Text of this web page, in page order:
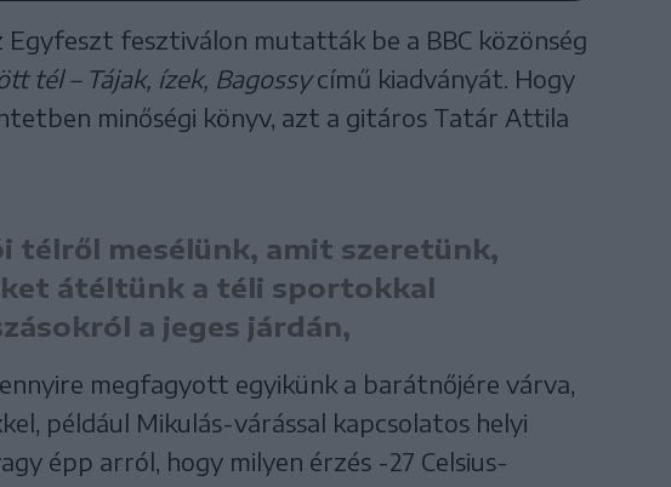
Egyfeszt fesztiválon mutatták be a BBC közönség
tél – Tájak, ízek, Bagossycímű kiadványát. Hogy
minőségi könyv, azt a gitáros Tatár Attila
télről mesélünk, amit szeretünk,
átéltünk a téli sportokkal
a jeges járdán,
megfagyott egyikünk a barátnőjére várva,
például Mikulás-várással kapcsolatos helyi
épp arról, hogy milyen érzés -27 Celsius-